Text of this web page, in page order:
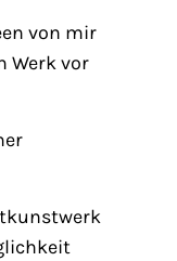
von mir
Werk vor